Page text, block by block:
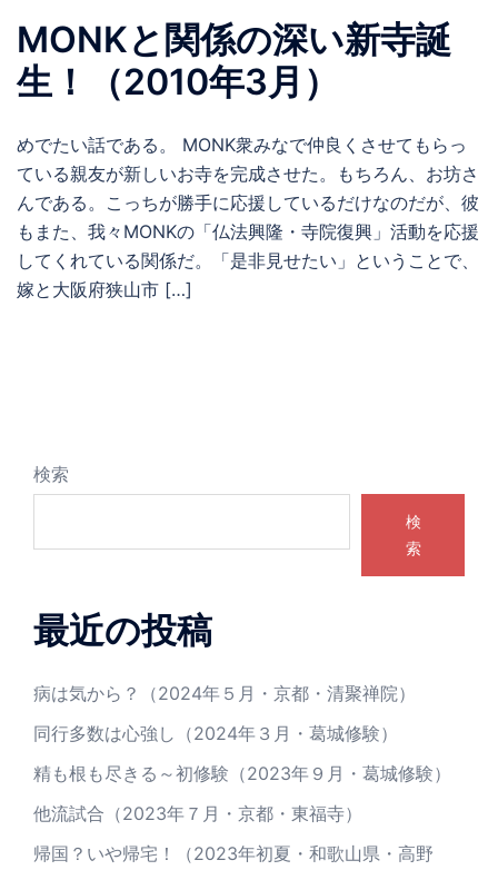
MONKと関係の深い新寺誕
生！（2010年3月）
めでたい話である。 MONK衆みなで仲良くさせてもらっ
ている親友が新しいお寺を完成させた。もちろん、お坊さ
んである。こっちが勝手に応援しているだけなのだが、彼
もまた、我々MONKの「仏法興隆・寺院復興」活動を応援
してくれている関係だ。「是非見せたい」ということで、
嫁と大阪府狭山市 […]
検索
検
索
最近の投稿
病は気から？（2024年５月・京都・清聚禅院）
同行多数は心強し（2024年３月・葛城修験）
精も根も尽きる～初修験（2023年９月・葛城修験）
他流試合（2023年７月・京都・東福寺）
帰国？いや帰宅！（2023年初夏・和歌山県・高野